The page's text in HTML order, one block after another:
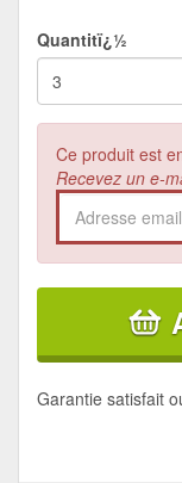
Quantitï¿½
Ce produit est
Recevez un e-
Garantie satisfait